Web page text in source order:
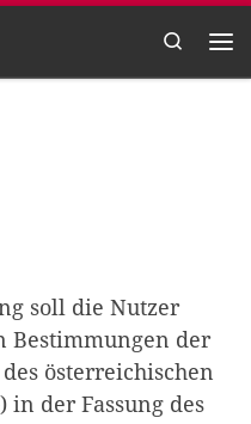
Search
soll die Nutzer
Bestimmungen der
des österreichischen
in der Fassung des